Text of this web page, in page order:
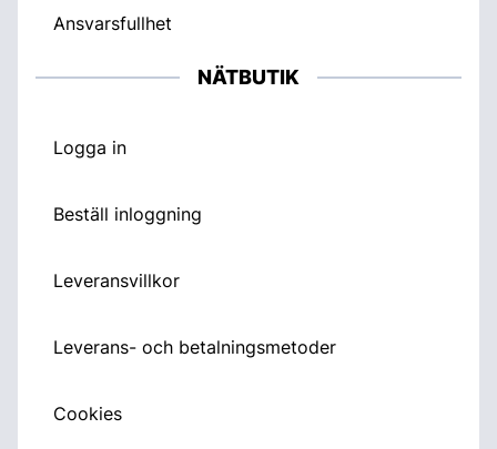
Ansvarsfullhet
NÄTBUTIK
Logga in
Beställ inloggning
Leveransvillkor
Leverans- och betalningsmetoder
Cookies